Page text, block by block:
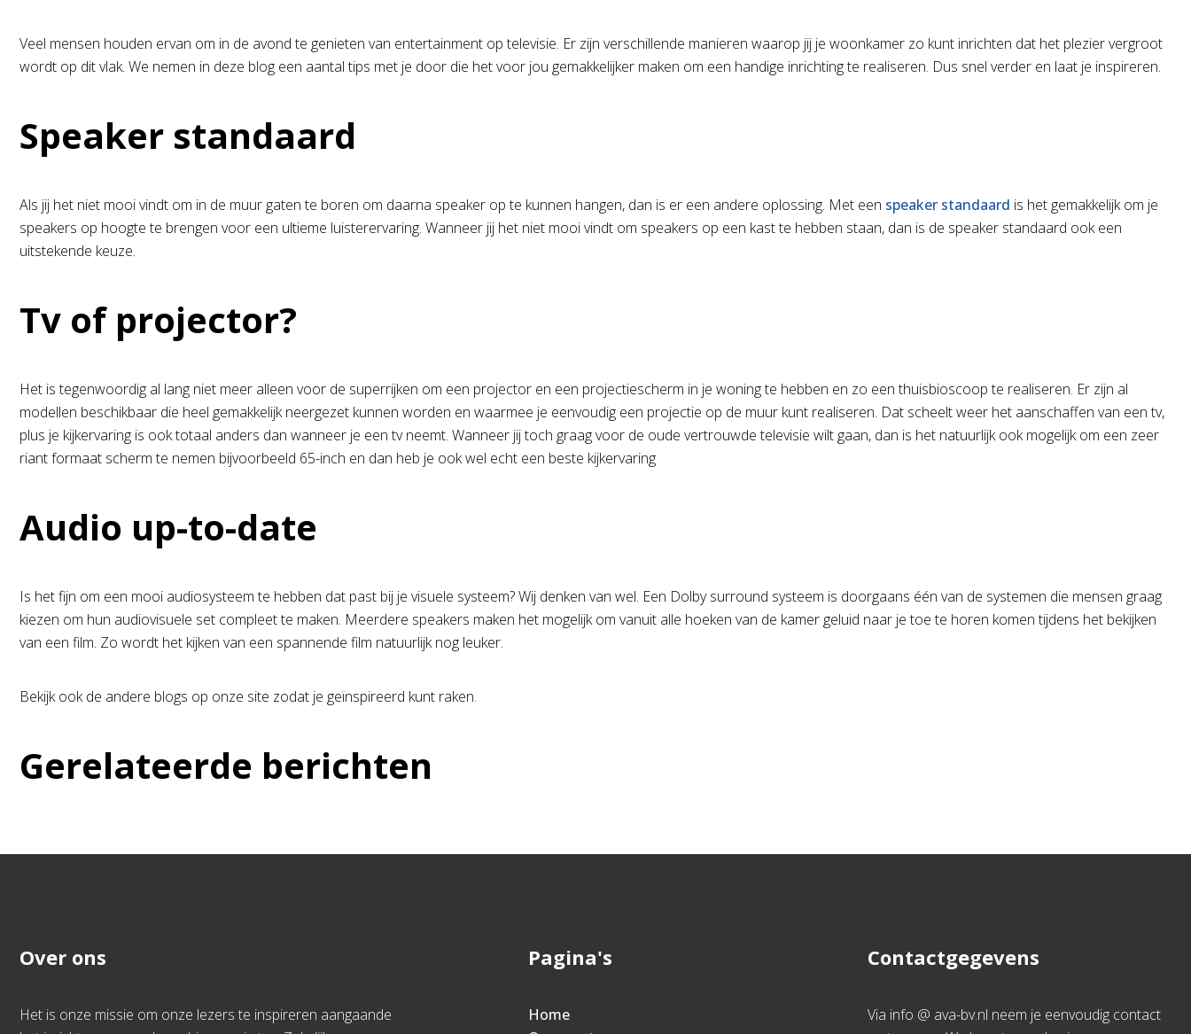
Veel mensen houden ervan om in de avond te genieten van entertainment op televisie. Er zijn verschillende manieren waarop jij je woonkamer zo kunt inrichten dat het plezier vergroot
wordt op dit vlak. We nemen in deze blog een aantal tips met je door die het voor jou gemakkelijker maken om een handige inrichting te realiseren. Dus snel verder en laat je inspireren.
Speaker standaard
Als jij het niet mooi vindt om in de muur gaten te boren om daarna speaker op te kunnen hangen, dan is er een andere oplossing. Met een speaker standaard is het gemakkelijk om je
speakers op hoogte te brengen voor een ultieme luisterervaring. Wanneer jij het niet mooi vindt om speakers op een kast te hebben staan, dan is de speaker standaard ook een
uitstekende keuze.
Tv of projector?
Het is tegenwoordig al lang niet meer alleen voor de superrijken om een projector en een projectiescherm in je woning te hebben en zo een thuisbioscoop te realiseren. Er zijn al
modellen beschikbaar die heel gemakkelijk neergezet kunnen worden en waarmee je eenvoudig een projectie op de muur kunt realiseren. Dat scheelt weer het aanschaffen van een tv,
plus je kijkervaring is ook totaal anders dan wanneer je een tv neemt. Wanneer jij toch graag voor de oude vertrouwde televisie wilt gaan, dan is het natuurlijk ook mogelijk om een zeer
riant formaat scherm te nemen bijvoorbeeld 65-inch en dan heb je ook wel echt een beste kijkervaring
Audio up-to-date
Is het fijn om een mooi audiosysteem te hebben dat past bij je visuele systeem? Wij denken van wel. Een Dolby surround systeem is doorgaans één van de systemen die mensen graag
kiezen om hun audiovisuele set compleet te maken. Meerdere speakers maken het mogelijk om vanuit alle hoeken van de kamer geluid naar je toe te horen komen tijdens het bekijken
van een film. Zo wordt het kijken van een spannende film natuurlijk nog leuker.
Bekijk ook de andere blogs op onze site zodat je geïnspireerd kunt raken.
Gerelateerde berichten
Over ons
Het is onze missie om onze lezers te inspireren aangaande
Pagina's
Home
Contactgegevens
Via info @ ava-bv.nl neem je eenvoudig contact